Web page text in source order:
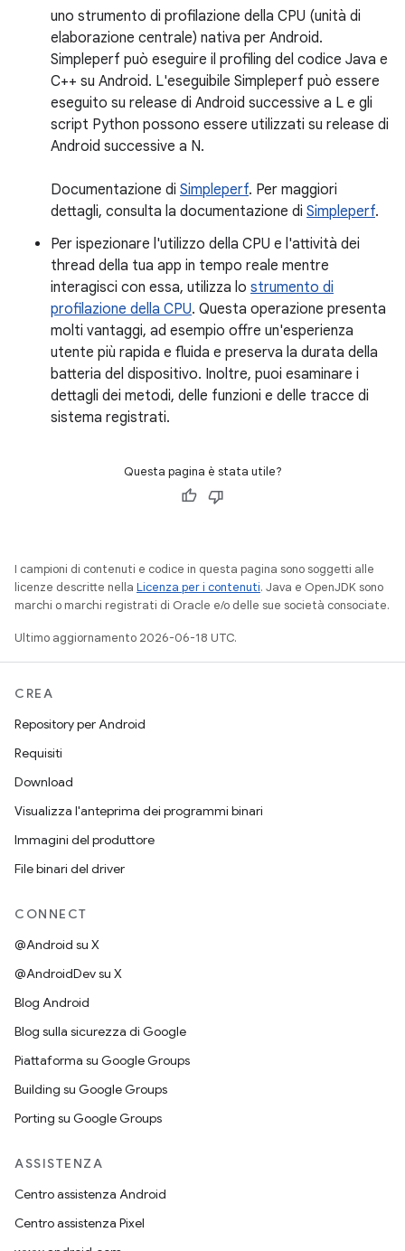
uno strumento di profilazione della CPU (unità di
elaborazione centrale) nativa per Android.
Simpleperf può eseguire il profiling del codice Java e
C++ su Android. L'eseguibile Simpleperf può essere
eseguito su release di Android successive a L e gli
script Python possono essere utilizzati su release di
Android successive a N.
Documentazione di Simpleperf. Per maggiori
dettagli, consulta la documentazione di Simpleperf.
Per ispezionare l'utilizzo della CPU e l'attività dei
thread della tua app in tempo reale mentre
interagisci con essa, utilizza lo strumento di
profilazione della CPU. Questa operazione presenta
molti vantaggi, ad esempio offre un'esperienza
utente più rapida e fluida e preserva la durata della
batteria del dispositivo. Inoltre, puoi esaminare i
dettagli dei metodi, delle funzioni e delle tracce di
sistema registrati.
Questa pagina è stata utile?
I campioni di contenuti e codice in questa pagina sono soggetti alle
licenze descritte nella Licenza per i contenuti. Java e OpenJDK sono
marchi o marchi registrati di Oracle e/o delle sue società consociate.
Ultimo aggiornamento 2026-06-18 UTC.
CREA
Repository per Android
Requisiti
Download
Visualizza l'anteprima dei programmi binari
Immagini del produttore
File binari del driver
CONNECT
@Android su X
@AndroidDev su X
Blog Android
Blog sulla sicurezza di Google
Piattaforma su Google Groups
Building su Google Groups
Porting su Google Groups
ASSISTENZA
Centro assistenza Android
Centro assistenza Pixel